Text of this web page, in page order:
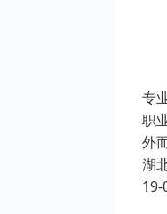
专
职
外
湖
19-